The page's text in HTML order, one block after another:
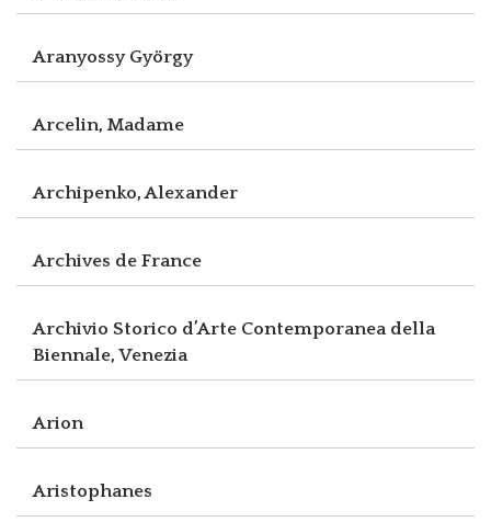
Aranyossy György
Arcelin, Madame
Archipenko, Alexander
Archives de France
Archivio Storico d’Arte Contemporanea della
Biennale, Venezia
Arion
Aristophanes